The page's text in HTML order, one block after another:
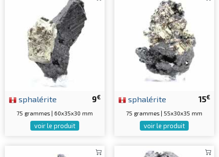
9€
sphalérite
75 grammes | 60x35x30 mm
voir le produit
15€
sphalérite
75 grammes | 55x30x35 mm
voir le produit